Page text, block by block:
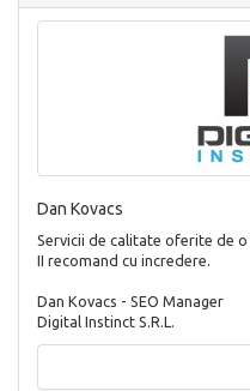
Dan Kovacs
Servicii de calitate oferite de
II recomand cu incredere.
Dan Kovacs - SEO Manager
Digital Instinct S.R.L.